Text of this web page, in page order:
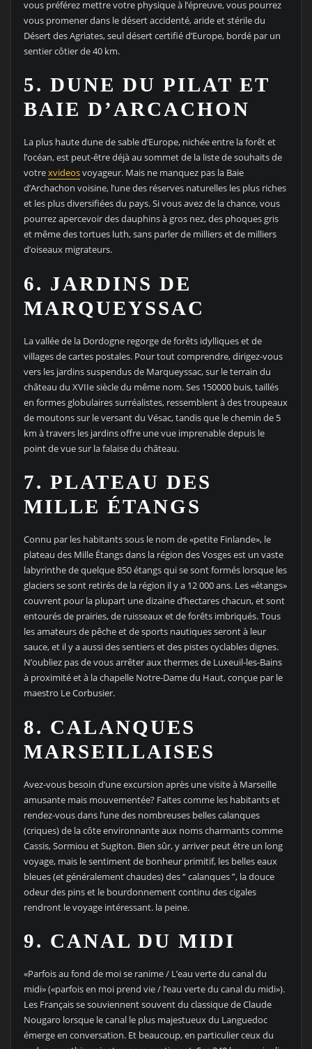
vous préférez mettre votre physique à l’épreuve, vous pourrez
vous promener dans le désert accidenté, aride et stérile du
Désert des Agriates, seul désert certifié d’Europe, bordé par un
sentier côtier de 40 km.
5. DUNE DU PILAT ET
BAIE D’ARCACHON
La plus haute dune de sable d’Europe, nichée entre la forêt et
l’océan, est peut-être déjà au sommet de la liste de souhaits de
votrexvideosvoyageur. Mais ne manquez pas la Baie
d’Archachon voisine, l’une des réserves naturelles les plus riches
et les plus diversifiées du pays. Si vous avez de la chance, vous
pourrez apercevoir des dauphins à gros nez, des phoques gris
et même des tortues luth, sans parler de milliers et de milliers
d’oiseaux migrateurs.
6. JARDINS DE
MARQUEYSSAC
La vallée de la Dordogne regorge de forêts idylliques et de
villages de cartes postales. Pour tout comprendre, dirigez-vous
vers les jardins suspendus de Marqueyssac, sur le terrain du
château du XVIIe siècle du même nom. Ses 150000 buis, taillés
en formes globulaires surréalistes, ressemblent à des troupeaux
de moutons sur le versant du Vésac, tandis que le chemin de 5
km à travers les jardins offre une vue imprenable depuis le
point de vue sur la falaise du château.
7. PLATEAU DES
MILLE ÉTANGS
Connu par les habitants sous le nom de «petite Finlande», le
plateau des Mille Étangs dans la région des Vosges est un vaste
labyrinthe de quelque 850 étangs qui se sont formés lorsque les
glaciers se sont retirés de la région il y a 12 000 ans. Les «étangs»
couvrent pour la plupart une dizaine d’hectares chacun, et sont
entourés de prairies, de ruisseaux et de forêts imbriqués. Tous
les amateurs de pêche et de sports nautiques seront à leur
sauce, et il y a aussi des sentiers et des pistes cyclables dignes.
N’oubliez pas de vous arrêter aux thermes de Luxeuil-les-Bains
à proximité et à la chapelle Notre-Dame du Haut, conçue par le
maestro Le Corbusier.
8. CALANQUES
MARSEILLAISES
Avez-vous besoin d’une excursion après une visite à Marseille
amusante mais mouvementée? Faites comme les habitants et
rendez-vous dans l’une des nombreuses belles calanques
(criques) de la côte environnante aux noms charmants comme
Cassis, Sormiou et Sugiton. Bien sûr, y arriver peut être un long
voyage, mais le sentiment de bonheur primitif, les belles eaux
bleues (et généralement chaudes) des “ calanques ”, la douce
odeur des pins et le bourdonnement continu des cigales
rendront le voyage intéressant. la peine.
9. CANAL DU MIDI
«Parfois au fond de moi se ranime / L’eau verte du canal du
midi» («parfois en moi prend vie / l’eau verte du canal du midi»).
Les Français se souviennent souvent du classique de Claude
Nougaro lorsque le canal le plus majestueux du Languedoc
émerge en conversation. Et beaucoup, en particulier ceux du